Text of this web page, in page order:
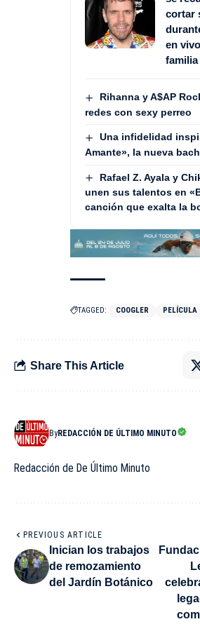
cortar
en
Rihanna y A$AP
redes con sexy perreo
Una infidelidad
Amante», la nueva
Rafael Z. Ayala y
unen sus talentos en
canción que exalta la
TAGGED: COOGLER PELÍCULA
Share This Article
ByREDACCIÓN DE ÚLTIMO MINUTO
Redacción de De Último Minuto
PREVIOUS ARTICLE
Inician los trabajos
de remozamiento
del Jardín Botánico